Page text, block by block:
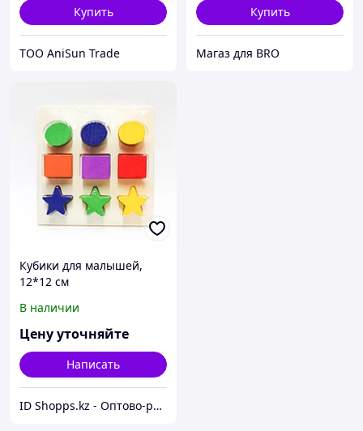
Купить
ТОО AniSun Trade
Купить
Магаз для BRO
Кубики для малышей,
12*12 см
В наличии
Цену уточняйте
Написать
ID Shopps.kz - Оптово-розничный Склад